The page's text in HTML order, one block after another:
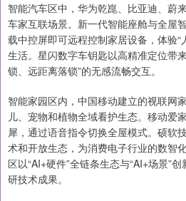
智能汽车区中，华为乾崑、比亚迪、蔚
车家互联场景。新一代智能座舱与全屋
载中控屏即可远程控制家居设备，体验“
生活。星闪数字车钥匙以高精准定位带
锁、远距离落锁”的无感流畅交互。
智能家园区内，中国移动建立的视联网
儿、宠物和植物全域看护生态。移动爱
犀，通过语音指令切换全屋模式。硕软
术和开放生态，为消费电子行业的数智
区以“AI+硬件”全链条生态与“AI+场景”
研技术成果。